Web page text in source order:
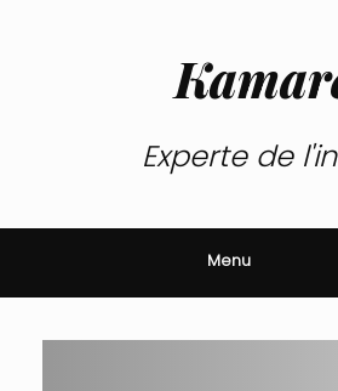
Experte de
Menu